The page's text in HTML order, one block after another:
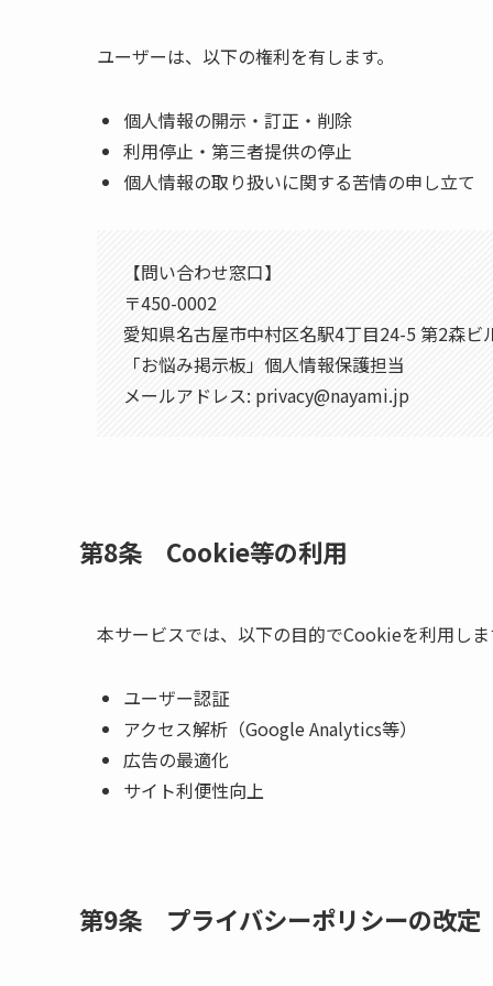
ユーザーは、以下の権利を有します。
個人情報の開示・訂正・削除
利用停止・第三者提供の停止
個人情報の取り扱いに関する苦情の申し立て
【問い合わせ窓口】
〒450-0002
愛知県名古屋市中村区名駅4丁目24-5 第2森ビ
「お悩み掲示板」個人情報保護担当
メールアドレス: privacy@nayami.jp
第8条 Cookie等の利用
本サービスでは、以下の目的でCookieを利用しま
ユーザー認証
アクセス解析（Google Analytics等）
広告の最適化
サイト利便性向上
第9条 プライバシーポリシーの改定